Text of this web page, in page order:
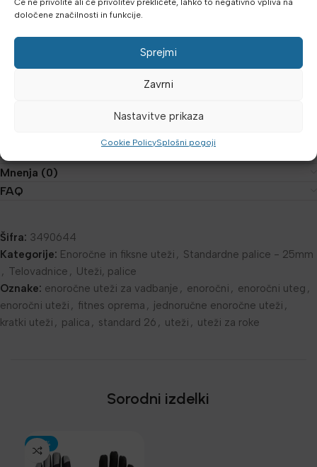
določene značilnosti in funkcije.
Sprejmi
Zavrni
Nastavitve prikaza
Cookie PolicySplošni pogoji
uteži, kar zagotavlja stabilnost med treningom.
Glavne prednosti:
nedrseč gumiran oprijem
enostavna uporaba in montaža
idealne za trening rok, ramen in celega telesa
Dodatne podrobnosti
Mnenja (0)
FAQ
Šifra: 3490644
Kategorije: Enoročne in fiksne uteži , Standardne palice - 25mm
, Telovadnice , Uteži, palice
Oznake: enoročne uteži za vadbanje , enoročni , enoročni uteg ,
enoročni uteži , fitnes oprema , jednoručne enoročne uteži ,
kratki uteži , palica , standard 26 , uteži , uteži za roke
Sorodni izdelki
-30%